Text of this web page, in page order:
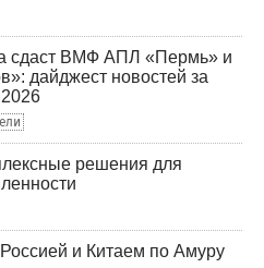
сдаст ВМФ АПЛ «Пермь» и
дайджест новостей за
решения для
и Китаем по Амуру